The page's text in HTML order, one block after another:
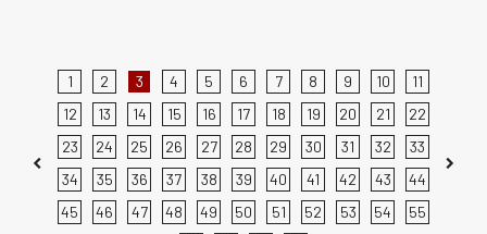
Previous
1 2 3 4 5 6 7 8 9 10
11
12
13 14 15 16 17 18 19 20 21
22
23
24 25 26 27 28 29 30 31 32
33
34
35 36 37 38 39 40 41 42 43
44
45
46 47 48 49 50 51 52 53 54
55
Next